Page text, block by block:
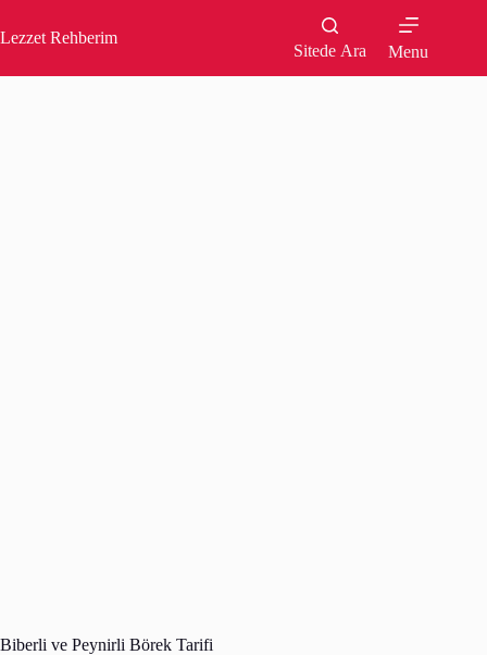
to
content
Lezzet Rehberim
Sitede Ara Menu
Biberli ve Peynirli Börek Tarifi